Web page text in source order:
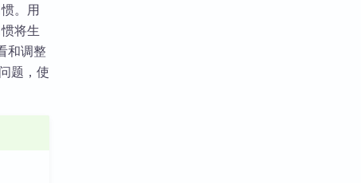
。用
将生
和调整
题，使